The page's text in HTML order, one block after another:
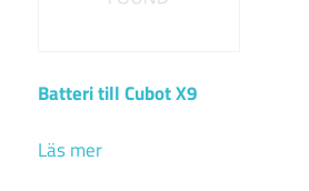
Batteri till Cubot X9
Läs mer